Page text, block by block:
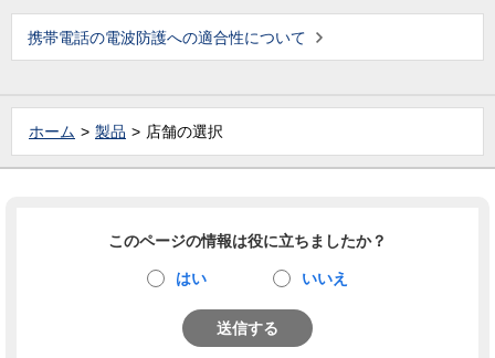
携帯電話の電波防護への適合性について
ホーム 製品 店舗の選択
このページの情報は役に立ちましたか？
はい いいえ
送信する